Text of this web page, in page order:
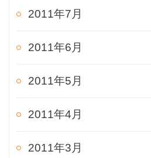
2011年7月
2011年6月
2011年5月
2011年4月
2011年3月